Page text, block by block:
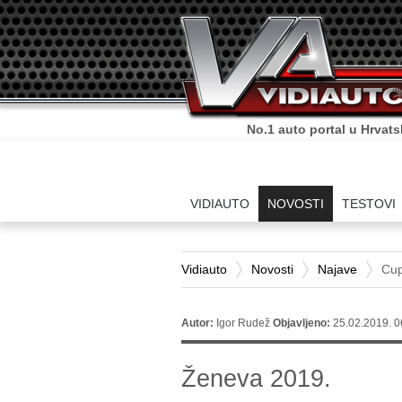
Sve što o autima trebate
VIDIAUTO NOVOSTI TESTOVI
Vidiauto Novosti Najave
Autor: Igor Rudež Objavljeno: 25.02.2019.
Ženeva 2019.